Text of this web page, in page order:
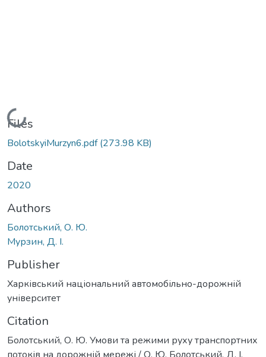
Loading...
Files
BolotskyiMurzyn6.pdf(273.98 KB)
Date
2020
Authors
Болотський, О. Ю.
Мурзин, Д. І.
Publisher
Харківський національний автомобільно-дорожній
університет
Citation
Болотський, О. Ю. Умови та режими руху транспортних